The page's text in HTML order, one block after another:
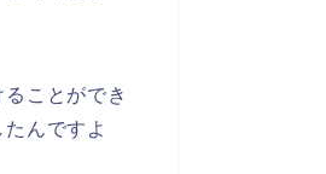
ことができ
んですよ